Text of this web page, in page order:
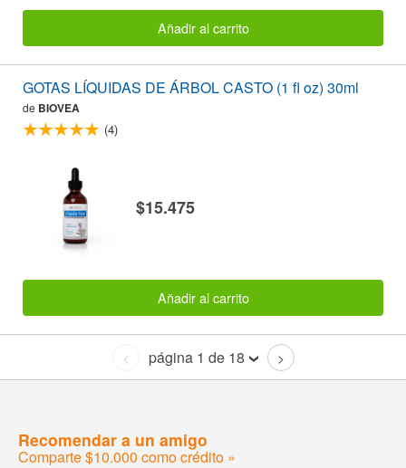
Añadir al carrito
GOTAS LÍQUIDAS DE ÁRBOL CASTO (1 fl oz) 30ml
de BIOVEA
(4)
$15.475
Añadir al carrito
< página 1 de 18 >
Recomendar a un amigo
Comparte $10.000 como crédito »